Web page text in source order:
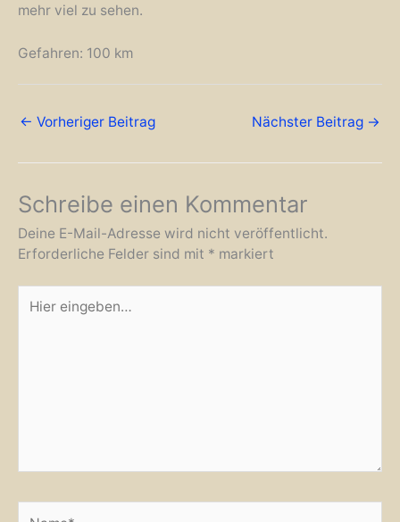
mehr viel zu sehen.
Gefahren: 100 km
← Vorheriger Beitrag Nächster Beitrag →
Schreibe einen Kommentar
Deine E-Mail-Adresse wird nicht veröffentlicht.
Erforderliche Felder sind mit * markiert
eingeben…